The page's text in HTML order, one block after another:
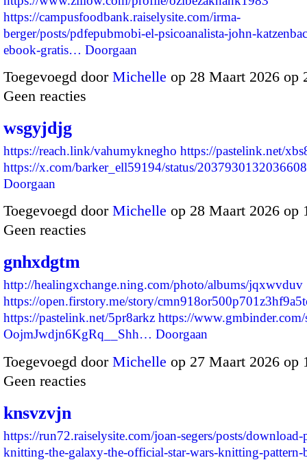
https://campusfoodbank.raiselysite.com/irma-
berger/posts/pdfepubmobi-el-psicoanalista-john-
ebook-gratis… Doorgaan
Toegevoegd door Michelle op 28 Maart 2026
Geen reacties
wsgyjdjg
https://reach.link/vahumyknegho https://pastelink.net/
https://x.com/barker_ell59194/status/
Doorgaan
Toegevoegd door Michelle op 28 Maart 2026
Geen reacties
gnhxdgtm
http://healingxchange.ning.com/photo/albums/jqxwvduv
https://open.firstory.me/story/
https://pastelink.net/5pr8arkz https://www.gmbinder.com/
OojmJwdjn6KgRq__Shh… Doorgaan
Toegevoegd door Michelle op 27 Maart 2026
Geen reacties
knsvzvjn
https://run72.raiselysite.com/joan-segers/posts/download-
knitting-the-galaxy-the-official-star-wars-knitting-